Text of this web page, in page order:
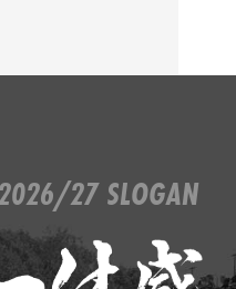
27 SLOGAN